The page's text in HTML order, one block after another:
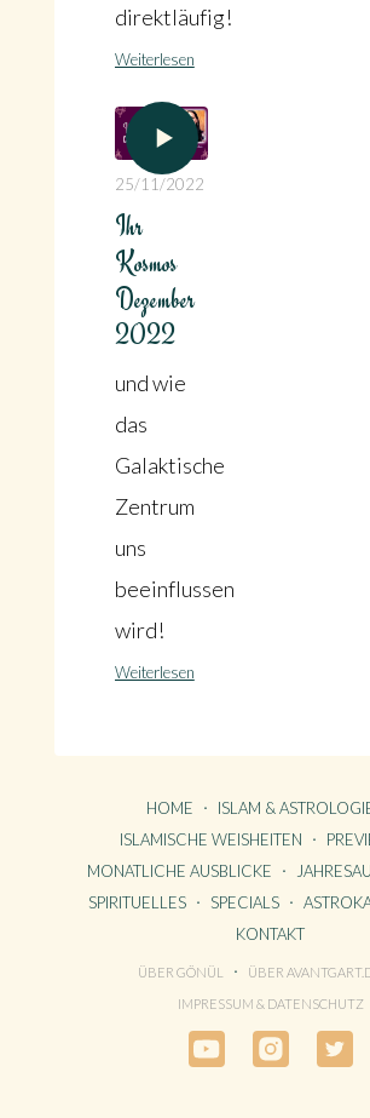
direktläufig!
Weiterlesen
25/11/2022
Ihr
Kosmos
Dezember
2022
und wie
das
Galaktische
Zentrum
uns
beeinflussen
wird!
Weiterlesen
HOME
ISLAM &
ISLAMISCHE WEISHEITEN
MONATLICHE AUSBLICKE
SPIRITUELLES
SPECIALS
KONTAKT
ÜBER GÖNÜL
ÜBER
IMPRESSUM & DATENSCHUTZ